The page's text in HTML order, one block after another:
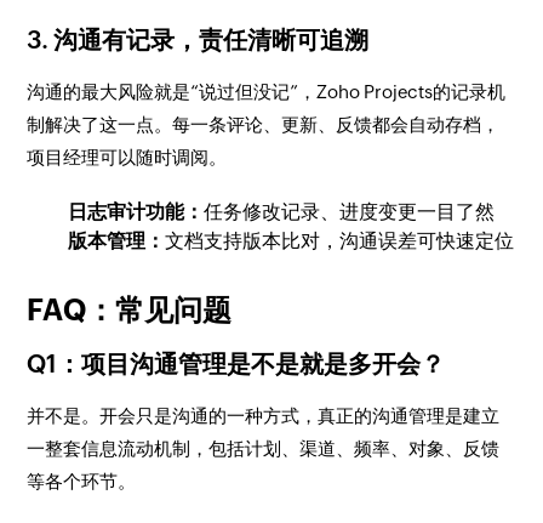
3. 沟通有记录，责任清晰可追溯
沟通的最大风险就是“说过但没记”，Zoho Projects的记录机
制解决了这一点。每一条评论、更新、反馈都会自动存档，
项目经理可以随时调阅。
日志审计功能：任务修改记录、进度变更一目了然
版本管理：文档支持版本比对，沟通误差可快速定位
FAQ：常见问题
Q1：项目沟通管理是不是就是多开会？
并不是。开会只是沟通的一种方式，真正的沟通管理是建立
一整套信息流动机制，包括计划、渠道、频率、对象、反馈
等各个环节。